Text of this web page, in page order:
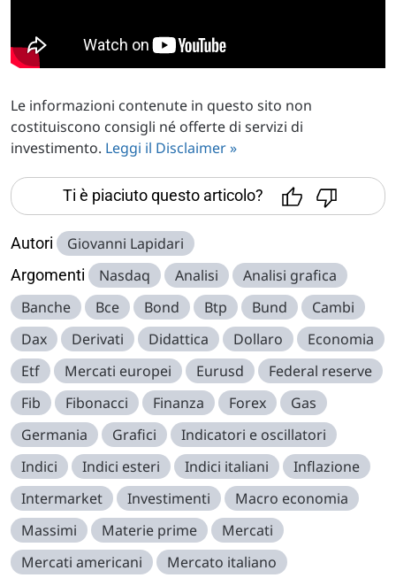
Le informazioni contenute in questo sito non
costituiscono consigli né offerte di servizi di
investimento. Leggi il Disclaimer »
Ti è piaciuto questo articolo?
Autori Giovanni Lapidari
Argomenti Nasdaq Analisi
Analisi grafica
Banche
Bce Bond Btp Bund
Cambi
Dax
Derivati Didattica Dollaro
Economia
Etf
Mercati europei Eurusd
Federal reserve
Fib
Fibonacci Finanza Forex
Gas
Germania
Grafici
Indicatori e oscillatori
Indici
Indici esteri Indici italiani
Inflazione
Intermarket
Investimenti
Macro economia
Massimi
Materie prime
Mercati
Mercati americani
Mercato italiano